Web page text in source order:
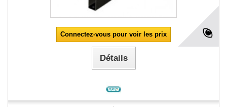
Connectez-vous pour voir les prix
Détails